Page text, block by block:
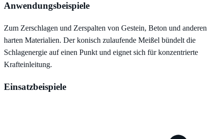
Anwendungsbeispiele
Zum Zerschlagen und Zerspalten von Gestein, Beton und anderen
harten Materialien. Der konisch zulaufende Meißel bündelt die
Schlagenergie auf einen Punkt und eignet sich für konzentrierte
Krafteinleitung.
Einsatzbeispiele